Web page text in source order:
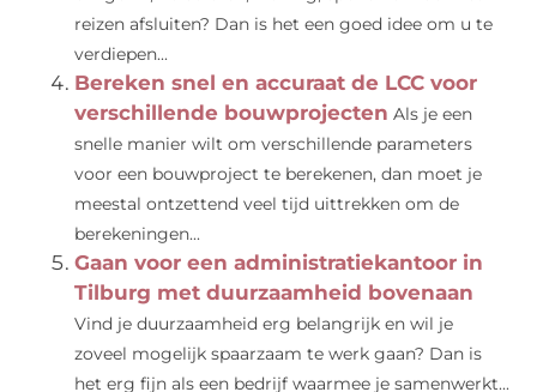
reizen afsluiten? Dan is het een goed idee om u te
verdiepen...
Bereken snel en accuraat de LCC voor
verschillende bouwprojecten Als je een
snelle manier wilt om verschillende parameters
voor een bouwproject te berekenen, dan moet je
meestal ontzettend veel tijd uittrekken om de
berekeningen...
Gaan voor een administratiekantoor in
Tilburg met duurzaamheid bovenaan
Vind je duurzaamheid erg belangrijk en wil je
zoveel mogelijk spaarzaam te werk gaan? Dan is
het erg fijn als een bedrijf waarmee je samenwerkt...